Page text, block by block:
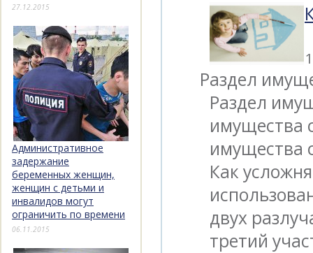
Раздел
Раздел
имущества
имущества
Как
двух
третий
27.12.2015
Административное
задержание
беременных женщин,
женщин с детьми и
инвалидов могут
ограничить по времени
06.11.2015